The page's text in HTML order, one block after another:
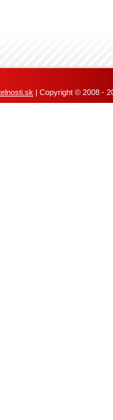
| Copyright © 2008 -